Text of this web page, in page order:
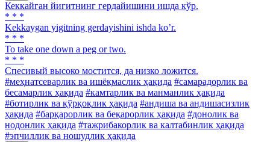
Кеккайган йигитнинг гердайишини ишда кўр.
* * *
Kekkaygan yigitning gerdayishini ishda koʼr.
* * *
To take one down a peg or two.
* * *
Спесивый высоко мостится, да низко ложится.
#меҳнатсеварлик ва ишёқмаслик ҳақида #самарадорлик ва
бесамарлик ҳақида #камтарлик ва манманлик ҳақида
#ботирлик ва қўрқоқлик ҳақида #андиша ва андишасизлик
ҳақида #барқарорлик ва беқарорлик ҳақида #донолик ва
нодонлик ҳақида #тажрибакорлик ва калтабинлик ҳақида
#эпчиллик ва ношудлик ҳақида